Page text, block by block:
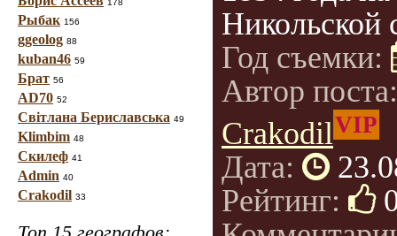
178
Рыбак 156
ggeolog 88
kuban46 59
Брат 56
AD70 52
Світлана Бериславська 49
Klimbim 48
Скилеф 41
Admin 40
Crakodil 33
Никольской
Год съемки:
Автор
CrakodilVIP
Дата:
Рейтинг: